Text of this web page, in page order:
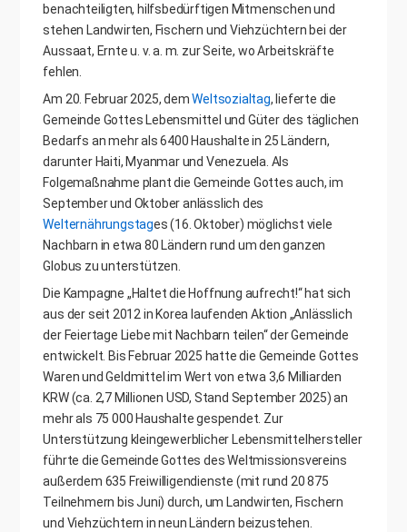
benachteiligten, hilfsbedürftigen Mitmenschen und
stehen Landwirten, Fischern und Viehzüchtern bei der
Aussaat, Ernte u. v. a. m. zur Seite, wo Arbeitskräfte
fehlen.
Am 20. Februar 2025, demWeltsozialtag, lieferte die
Gemeinde Gottes Lebensmittel und Güter des täglichen
Bedarfs an mehr als 6400 Haushalte in 25 Ländern,
darunter Haiti, Myanmar und Venezuela. Als
Folgemaßnahme plant die Gemeinde Gottes auch, im
September und Oktober anlässlich des
Welternährungstages (16. Oktober) möglichst viele
Nachbarn in etwa 80 Ländern rund um den ganzen
Globus zu unterstützen.
Die Kampagne „Haltet die Hoffnung aufrecht!“ hat sich
aus der seit 2012 in Korea laufenden Aktion „Anlässlich
der Feiertage Liebe mit Nachbarn teilen“ der Gemeinde
entwickelt. Bis Februar 2025 hatte die Gemeinde Gottes
Waren und Geldmittel im Wert von etwa 3,6 Milliarden
KRW (ca. 2,7 Millionen USD, Stand September 2025) an
mehr als 75 000 Haushalte gespendet. Zur
Unterstützung kleingewerblicher Lebensmittelhersteller
führte die Gemeinde Gottes des Weltmissionsvereins
außerdem 635 Freiwilligendienste (mit rund 20 875
Teilnehmern bis Juni) durch, um Landwirten, Fischern
und Viehzüchtern in neun Ländern beizustehen.